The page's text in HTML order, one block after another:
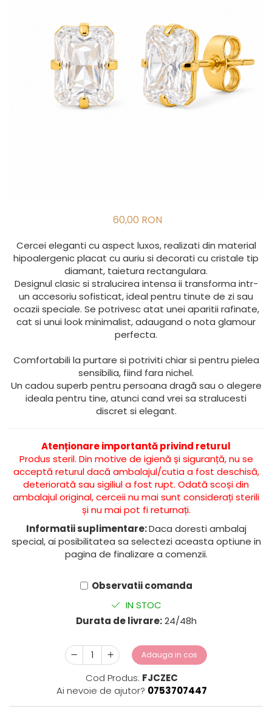
60,00 RON
Cercei eleganti cu aspect luxos, realizati din material
hipoalergenic placat cu auriu si decorati cu cristale tip
diamant, taietura rectangulara.
Designul clasic si stralucirea intensa ii transforma intr-
un accesoriu sofisticat, ideal pentru tinute de zi sau
ocazii speciale. Se potrivesc atat unei aparitii rafinate,
cat si unui look minimalist, adaugand o nota glamour
perfecta.
Comfortabili la purtare si potriviti chiar si pentru pielea
sensibilia, fiind fara nichel.
Un cadou superb pentru persoana dragă sau o alegere
ideala pentru tine, atunci cand vrei sa stralucesti
discret si elegant.
Atenționare importantă privind returul
Produs steril. Din motive de igienă și siguranță, nu se
acceptă returul dacă ambalajul/cutia a fost deschisă,
deteriorată sau sigiliul a fost rupt. Odată scoși din
ambalajul original, cerceii nu mai sunt considerați sterili
și nu mai pot fi returnați.
Informatii suplimentare:Daca doresti ambalaj
special, ai posibilitatea sa selectezi aceasta optiune in
pagina de finalizare a comenzii.
Observatii comanda
IN STOC
Durata de livrare:24/48h
Adauga in cos
Cod Produs: FJCZEC
Ai nevoie de ajutor? 0753707447